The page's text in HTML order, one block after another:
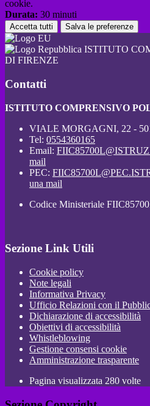
cookie.
Durata: 30 minuti
Accetta tutti Salva le preferenze
ISTITUTO
DI FIRENZE
Contatti
ISTITUTO COMPRENSIVO
VIALE MORGAGNI, 22 -
Tel: 0554360165
Email:
mail
PEC:
una mail
Codice Ministeriale
Sezione Link Utili
Cookie policy
Note legali
Informativa Privacy
Ufficio Relazioni con il
Dichiarazione di accessibilità
Obiettivi di accessibilità
Whistleblowing
Gestione consensi cookie
Amministrazione trasparente
Pagina visualizzata 280 volte